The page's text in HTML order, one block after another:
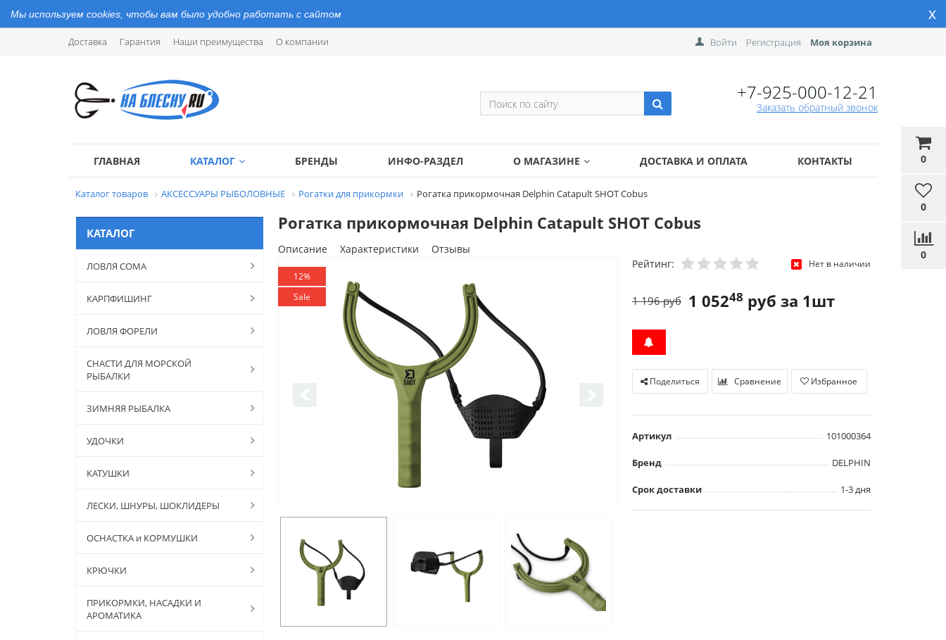
Мы используем cookies, чтобы вам было удобно работать с сайтом x
Доставка Гарантия Наши преимущества О компании
0
0
0
Войти Регистрация Моя корзина
+7-925-000-12-21
Заказать обратный звонок
ГЛАВНАЯ КАТАЛОГ БРЕНДЫ ИНФО-РАЗДЕЛ О МАГАЗИНЕ ДОСТАВКА И ОПЛАТА КОНТАКТЫ
Каталог товаров АКСЕССУАРЫ РЫБОЛОВНЫЕ Рогатки для прикормки Рогатка прикормочная Delphin Catapult SHOT Cobus
КАТАЛОГ
ЛОВЛЯ СОМА
КАРПФИШИНГ
ЛОВЛЯ ФОРЕЛИ
СНАСТИ ДЛЯ МОРСКОЙ
РЫБАЛКИ
ЗИМНЯЯ РЫБАЛКА
УДОЧКИ
КАТУШКИ
ЛЕСКИ, ШНУРЫ, ШОКЛИДЕРЫ
ОСНАСТКА и КОРМУШКИ
КРЮЧКИ
ПРИКОРМКИ, НАСАДКИ И
АРОМАТИКА
Рогатка прикормочная Delphin Catapult SHOT Cobus
Описание Характеристики Отзывы
12%
Sale
Рейтинг: Нет в наличии
1 05248 руб за 1шт
1 196 руб
Поделиться Сравнение Избранное
Артикул 101000364
Бренд DELPHIN
Срок доставки 1-3 дня